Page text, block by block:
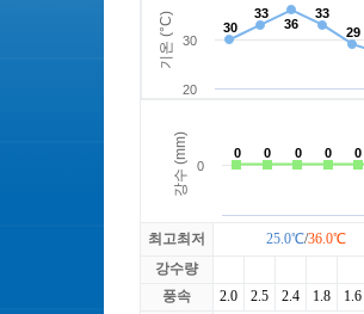
빅토리아
최고최저 25.0℃/36.0℃
강수량
풍속
2.0 2.5 2.4 1.8
1.6